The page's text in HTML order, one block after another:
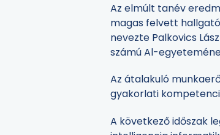
Az elmúlt tanév
magas felvett
nevezte Palkovics
számú Al-
Az átalakuló
gyakorlati
A következő időszak